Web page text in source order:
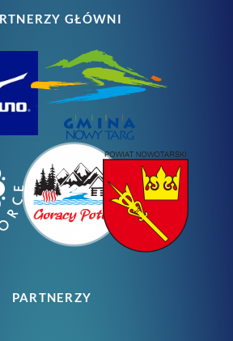
GŁÓWNI
PARTNERZY